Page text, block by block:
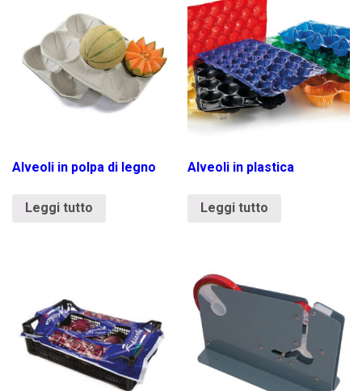
Alveoli in polpa di legno
Leggi tutto
Alveoli in plastica
Leggi tutto